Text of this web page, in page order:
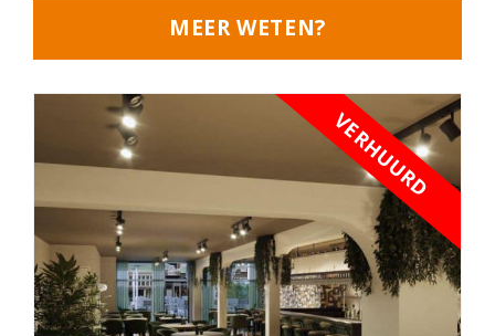
MEER WETEN?
VERHUURD